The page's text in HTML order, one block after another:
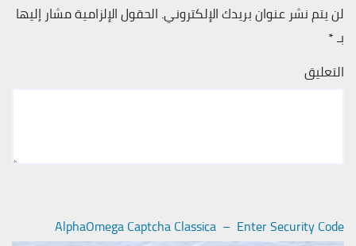
لن يتم نشر عنوان بريدك الإلكتروني. الحقول الإلزامية مشار إليها
بـ*
التعليق
AlphaOmega Captcha Classica – Enter Security Code